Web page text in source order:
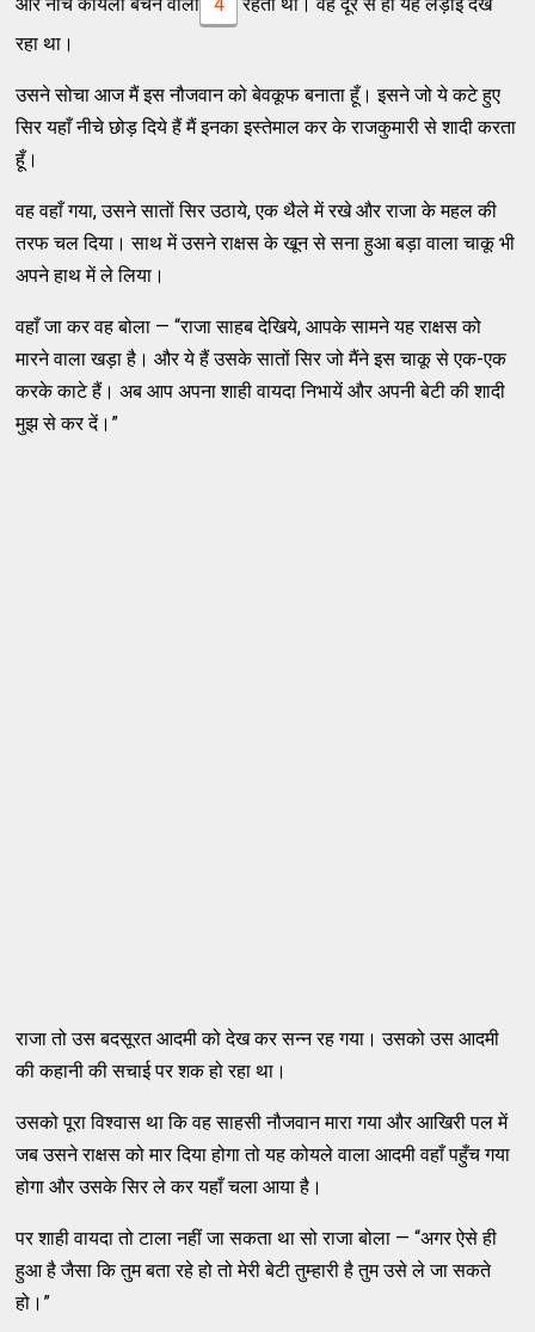
रहा था।
उसने सोचा आज मैं इस नौजवान को बेवकूफ बनाता हूँ। इसने जो ये कटे हुए
सिर यहाँ नीचे छोड़ दिये हैं मैं इनका इस्तेमाल कर के राजकुमारी से शादी करता
हूँ।
वह वहाँ गया, उसने सातों सिर उठाये, एक थैले में रखे और राजा के महल की
तरफ चल दिया। साथ में उसने राक्षस के खून से सना हुआ बड़ा वाला चाकू भी
अपने हाथ में ले लिया।
वहाँ जा कर वह बोला — “राजा साहब देखिये, आपके सामने यह राक्षस को
मारने वाला खड़ा है। और ये हैं उसके सातों सिर जो मैंने इस चाकू से एक-एक
करके काटे हैं। अब आप अपना शाही वायदा निभायें और अपनी बेटी की शादी
मुझ से कर दें।”
राजा तो उस बदसूरत आदमी को देख कर सन्न रह गया। उसको उस आदमी
की कहानी की सचाई पर शक हो रहा था।
उसको पूरा विश्वास था कि वह साहसी नौजवान मारा गया और आखिरी पल में
जब उसने राक्षस को मार दिया होगा तो यह कोयले वाला आदमी वहाँ पहुँच गया
होगा और उसके सिर ले कर यहाँ चला आया है।
पर शाही वायदा तो टाला नहीं जा सकता था सो राजा बोला — “अगर ऐसे ही
हुआ है जैसा कि तुम बता रहे हो तो मेरी बेटी तुम्हारी है तुम उसे ले जा सकते
हो।”